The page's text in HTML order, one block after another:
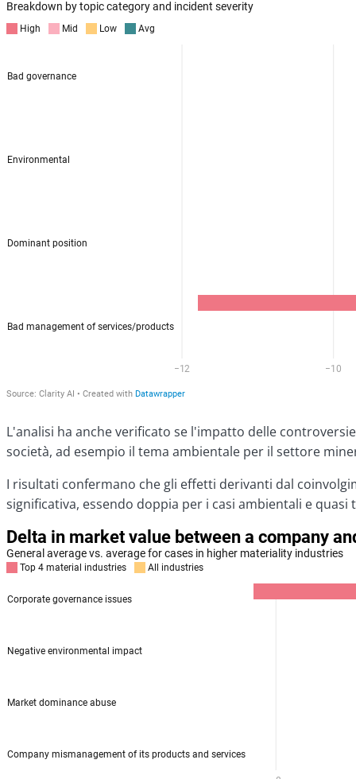
L'analisi ha anche verificato se l'impatto delle
società, ad esempio il tema ambientale per il settore
I risultati confermano che gli effetti derivanti dal
significativa, essendo doppia per i casi ambientali e